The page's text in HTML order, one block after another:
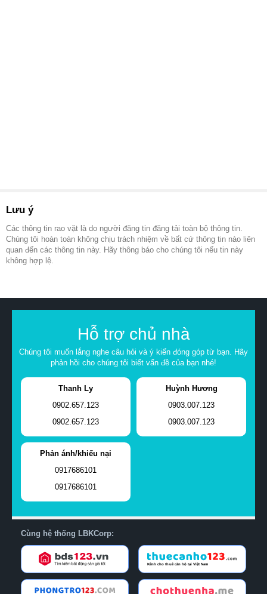
Lưu ý
Các thông tin rao vặt là do người đăng tin đăng tải toàn bộ thông tin.
Chúng tôi hoàn toàn không chịu trách nhiệm về bất cứ thông tin nào liên
quan đến các thông tin này. Hãy thông báo cho chúng tôi nếu tin này
không hợp lệ.
Hỗ trợ chủ nhà
Chúng tôi muốn lắng nghe câu hỏi và ý kiến đóng góp từ bạn. Hãy
phản hồi cho chúng tôi biết vấn đề của bạn nhé!
Thanh Ly
0902.657.123
0902.657.123
Huỳnh Hương
0903.007.123
0903.007.123
Phản ánh/khiếu nại
0917686101
0917686101
Cùng hệ thống LBKCorp: